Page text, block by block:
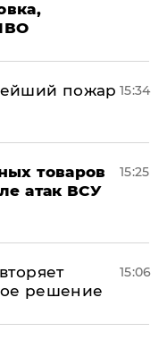
пожар 15:34
товаров
атак ВСУ
15:25
решение
15:06